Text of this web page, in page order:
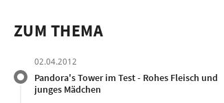
ZUM THEMA
02.04.2012
Pandora's Tower im Test - Rohes Fleisch und
junges Mädchen